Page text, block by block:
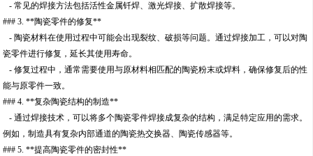
- 常见的焊接方法包括活性金属钎焊、激光焊接、扩散焊接等。
### 3. **陶瓷零件的修复**
- 陶瓷材料在使用过程中可能会出现裂纹、破损等问题。通过焊接加工，可以对陶
瓷零件进行修复，延长其使用寿命。
- 修复过程中，通常需要使用与原材料相匹配的陶瓷粉末或焊料，确保修复后的性
能与原零件一致。
### 4. **复杂陶瓷结构的制造**
- 通过焊接技术，可以将多个陶瓷零件焊接成复杂的结构，满足特定应用的需求。
例如，制造具有复杂内部通道的陶瓷热交换器、陶瓷传感器等。
### 5. **提高陶瓷零件的密封性**